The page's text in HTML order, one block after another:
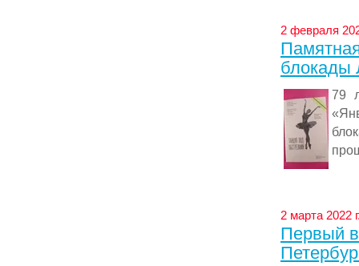
2 февраля
блокады
79
2 марта 2022
Первый